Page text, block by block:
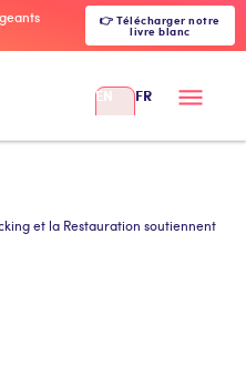
👉 Télécharger notre
livre blanc
EN FR
et la Restauration soutiennent